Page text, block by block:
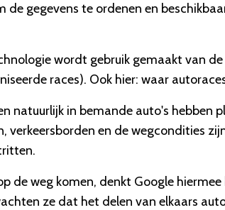
de gegevens te ordenen en
wordt gebruik gemaakt van
races). Ook hier: waar
natuurlijk in bemande auto's hebben
verkeersborden en de wegcondities
de weg komen, denkt Google
ze dat het delen van elkaars